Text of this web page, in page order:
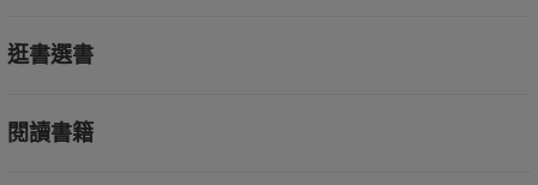
逛書選書
閱讀書籍